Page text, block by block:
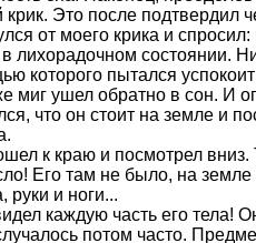
крик. Это после подтвердил
от моего крика и
в лихорадочном состоянии.
которого пытался
миг ушел обратно в сон. И
что он стоит на земле и
к краю и посмотрел вниз.
Его там не было, на
руки и ноги...
каждую часть его тела!
потом часто.